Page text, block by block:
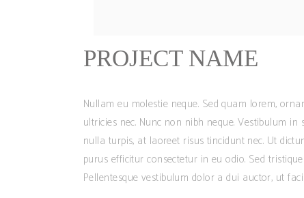
PROJECT NAME
Nullam eu molestie neque. Sed quam lorem,
ultricies nec. Nunc non nibh neque. Vestibulum
nulla turpis, at laoreet risus tincidunt nec. Ut
purus efficitur consectetur in eu odio. Sed
Pellentesque vestibulum dolor a dui auctor, ut